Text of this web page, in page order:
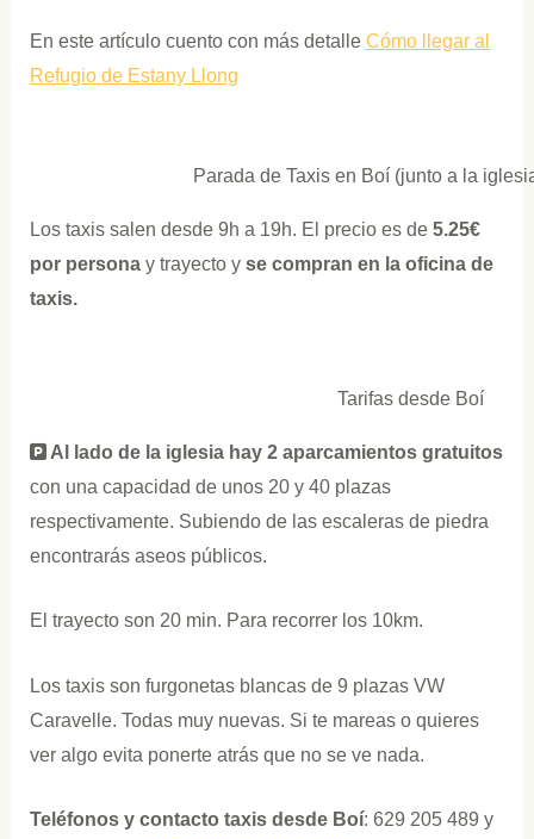
En este artículo cuento con más detalle Cómo llegar al
Refugio de Estany Llong
Parada de Taxis en Boí (junto a la
Los taxis salen desde 9h a 19h. El precio es de 5.25€
por personay trayecto y se compran en la oficina de
taxis.
Tarifas desde Boí
Al lado de la iglesia hay 2 aparcamientos gratuitos
con una capacidad de unos 20 y 40 plazas
respectivamente. Subiendo de las escaleras de piedra
encontrarás aseos públicos.
El trayecto son 20 min. Para recorrer los 10km.
Los taxis son furgonetas blancas de 9 plazas VW
Caravelle. Todas muy nuevas. Si te mareas o quieres
ver algo evita ponerte atrás que no se ve nada.
Teléfonos y contacto taxis desde Boí: 629 205 489 y